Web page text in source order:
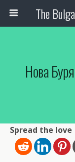
Нова
Spread the love